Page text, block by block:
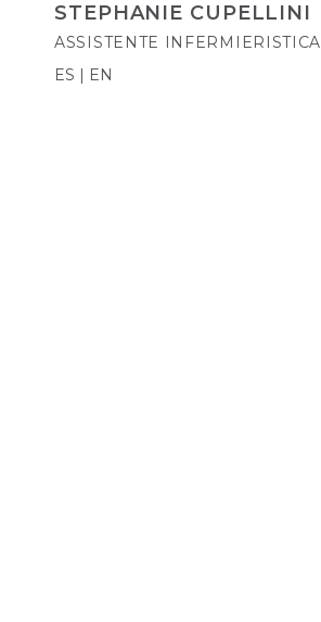
STEPHANIE CUPELLINI
ASSISTENTE INFERMIERISTICA
ES | EN